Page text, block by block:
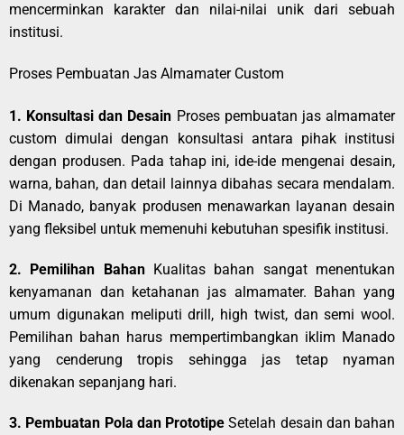
mencerminkan karakter dan nilai-nilai unik dari sebuah
institusi.
Proses Pembuatan Jas Almamater Custom
1. Konsultasi dan Desain Proses pembuatan jas almamater
custom dimulai dengan konsultasi antara pihak institusi
dengan produsen. Pada tahap ini, ide-ide mengenai desain,
warna, bahan, dan detail lainnya dibahas secara mendalam.
Di Manado, banyak produsen menawarkan layanan desain
yang fleksibel untuk memenuhi kebutuhan spesifik institusi.
2. Pemilihan BahanKualitas bahan sangat menentukan
kenyamanan dan ketahanan jas almamater. Bahan yang
umum digunakan meliputi drill, high twist, dan semi wool.
Pemilihan bahan harus mempertimbangkan iklim Manado
yang cenderung tropis sehingga jas tetap nyaman
dikenakan sepanjang hari.
3. Pembuatan Pola dan Prototipe Setelah desain dan bahan